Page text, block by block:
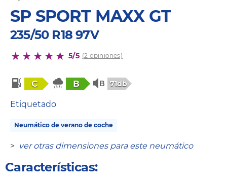
SP SPORT MAXX GT
235/50 R18 97V
5/5 (2 opiniones)
C B 71db
Etiquetado
Neumático de verano de coche
> ver otras dimensiones para este neumático
Características: